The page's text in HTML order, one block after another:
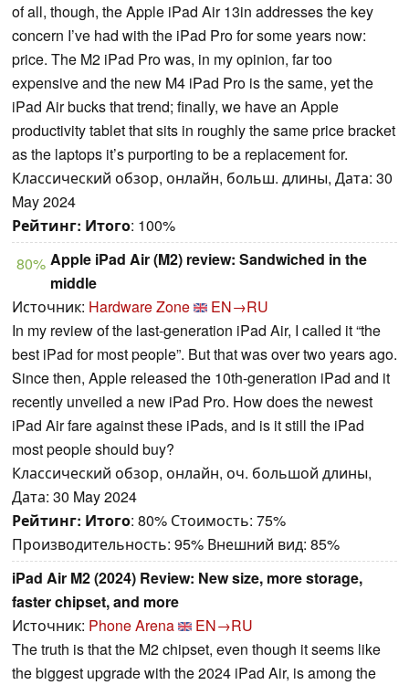
of all, though, the Apple iPad Air 13in addresses the key
concern I’ve had with the iPad Pro for some years now:
price. The M2 iPad Pro was, in my opinion, far too
expensive and the new M4 iPad Pro is the same, yet the
iPad Air bucks that trend; finally, we have an Apple
productivity tablet that sits in roughly the same price bracket
as the laptops it’s purporting to be a replacement for.
Классический обзор, онлайн, больш. длины, Дата: 30
May 2024
Рейтинг: Итого: 100%
80% Apple iPad Air (M2) review: Sandwiched in the
middle
Источник: Hardware Zone
EN→RU
In my review of the last-generation iPad Air, I called it “the
best iPad for most people”. But that was over two years ago.
Since then, Apple released the 10th-generation iPad and it
recently unveiled a new iPad Pro. How does the newest
iPad Air fare against these iPads, and is it still the iPad
most people should buy?
Классический обзор, онлайн, оч. большой длины,
Дата: 30 May 2024
Рейтинг: Итого: 80% Стоимость: 75%
Производительность: 95% Внешний вид: 85%
iPad Air M2 (2024) Review: New size, more storage,
faster chipset, and more
Источник: Phone Arena
EN→RU
The truth is that the M2 chipset, even though it seems like
the biggest upgrade with the 2024 iPad Air, is among the